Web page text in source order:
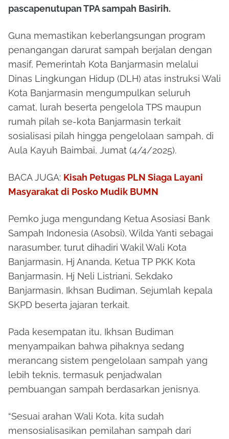
pascapenutupan TPA sampah Basirih.
Guna memastikan keberlangsungan program
penangangan darurat sampah berjalan dengan
masif, Pemerintah Kota Banjarmasin melalui
Dinas Lingkungan Hidup (DLH) atas instruksi Wali
Kota Banjarmasin mengumpulkan seluruh
camat, lurah beserta pengelola TPS maupun
rumah pilah se-kota Banjarmasin terkait
sosialisasi pilah hingga pengelolaan sampah, di
Aula Kayuh Baimbai, Jumat (4/4/2025).
BACA JUGA: Kisah Petugas PLN Siaga Layani
Masyarakat di Posko Mudik BUMN
Pemko juga mengundang Ketua Asosiasi Bank
Sampah Indonesia (Asobsi), Wilda Yanti sebagai
narasumber, turut dihadiri Wakil Wali Kota
Banjarmasin, Hj Ananda, Ketua TP PKK Kota
Banjarmasin, Hj Neli Listriani, Sekdako
Banjarmasin, Ikhsan Budiman, Sejumlah kepala
SKPD beserta jajaran terkait.
Pada kesempatan itu, Ikhsan Budiman
menyampaikan bahwa pihaknya sedang
merancang sistem pengelolaan sampah yang
lebih teknis, termasuk penjadwalan
pembuangan sampah berdasarkan jenisnya.
“Sesuai arahan Wali Kota, kita sudah
mensosialisasikan pemilahan sampah dari